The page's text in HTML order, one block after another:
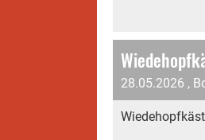
28.05.2026 ,